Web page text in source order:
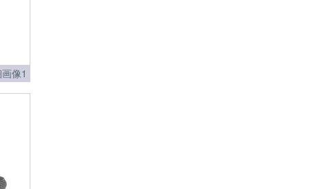
像1